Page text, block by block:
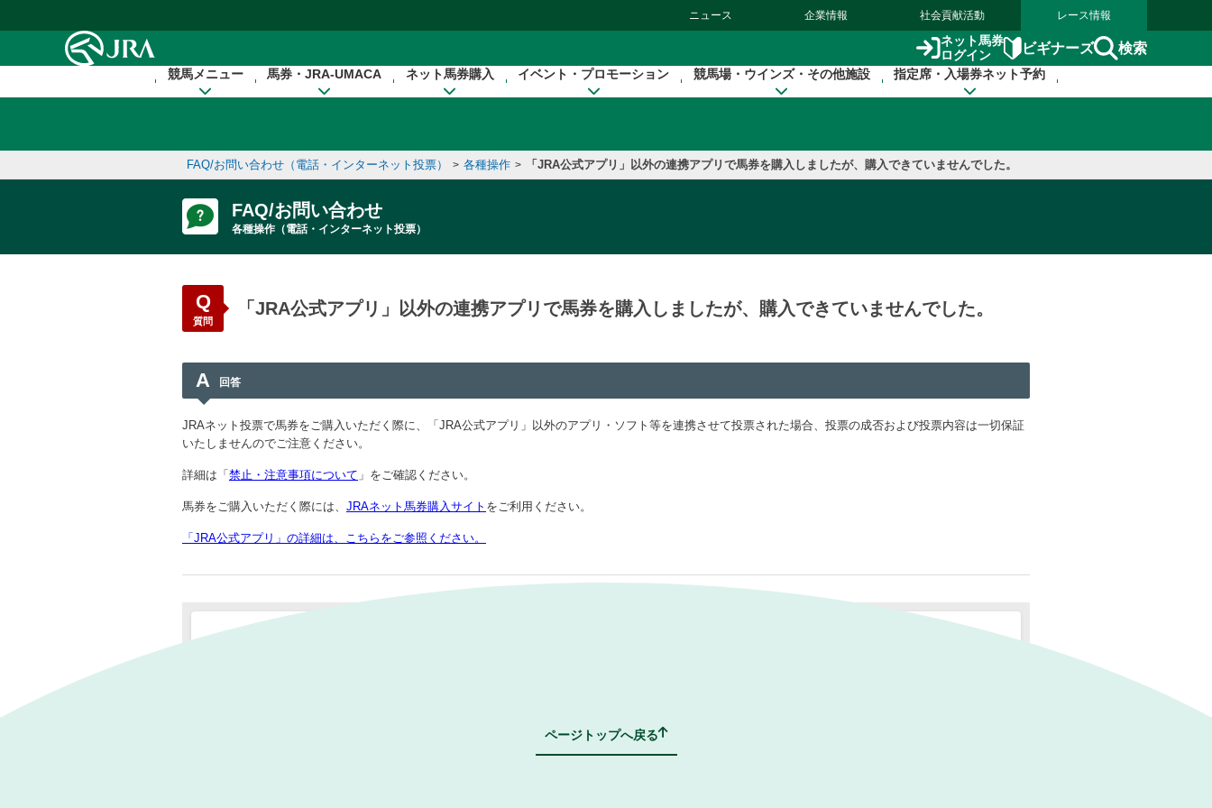
ニュース 企業情報 社会貢献活動 レース情報
ネット馬券
ログイン
ビギナーズ 検索
競馬メニュー 馬券・JRA-UMACA ネット馬券購入 イベント・プロモーション 競馬場・ウインズ・その他施設 指定席・入場券ネット予約
FAQ/お問い合わせ（電話・インターネット投票） > 各種操作 > 「JRA公式アプリ」以外の連携アプリで馬券を購入しましたが、購入できていませんでした。
FAQ/お問い合わせ
各種操作（電話・インターネット投票）
Q
質問
「JRA公式アプリ」以外の連携アプリで馬券を購入しましたが、購入できていませんでした。
A 回答
JRAネット投票で馬券をご購入いただく際に、「JRA公式アプリ」以外のアプリ・ソフト等を連携させて投票された場合、投票の成否および投票内容は一切保証
いたしませんのでご注意ください。
詳細は「 禁止・注意事項について 」をご確認ください。
馬券をご購入いただく際には、 JRAネット馬券購入サイト をご利用ください。
「JRA公式アプリ」の詳細は、こちらをご参照ください。
ページトップへ戻る